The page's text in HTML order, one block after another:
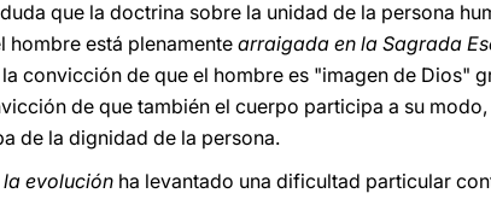
que la doctrina sobre la unidad de la persona
está plenamentearraigada en la Sagrada
convicción de que el hombre es "imagen de Dios"
de que también el cuerpo participa a su
de la dignidad de la persona.
evolución ha levantado una dificultad particular